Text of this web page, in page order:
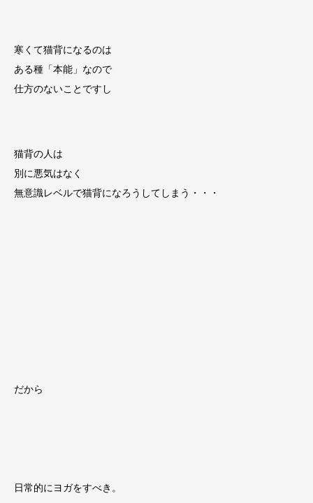
寒くて猫背になるのは
ある種「本能」なので
仕方のないことですし
猫背の人は
別に悪気はなく
無意識レベルで猫背になろうしてしまう・・・
だから
日常的にヨガをすべき。